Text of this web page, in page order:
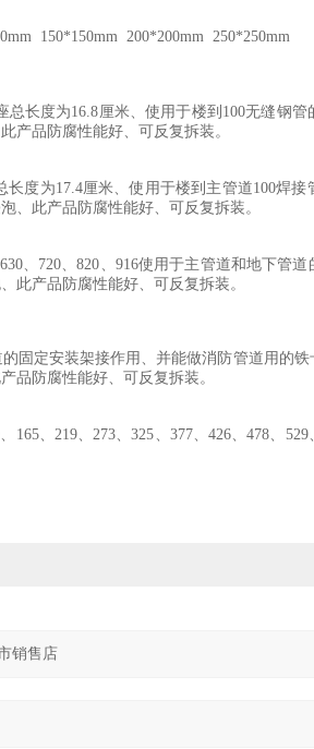
150*150mm 200*200mm 250*250mm
长度为16.8厘米、使用于楼到100无缝钢
产品防腐性能好、可反复拆装。
度为17.4厘米、使用于楼到主管道100焊
、此产品防腐性能好、可反复拆装。
、720、820、916使用于主管道和地下管
此产品防腐性能好、可反复拆装。
的固定安装架接作用、并能做消防管道用的
品防腐性能好、可反复拆装。
165、219、273、325、377、426、478、